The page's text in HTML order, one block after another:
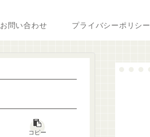
お問い合わせ プライバシーポリシー
コピー